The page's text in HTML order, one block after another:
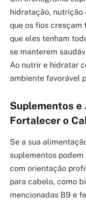
hidratação, nutrição
que os fios cresçam
que eles tenham
se manterem
Ao nutrir e hidratar
ambiente favorável
Suplementos
Fortalecer o
Se a sua
suplementos
com orientação
para cabelo, como
mencionadas B9 e